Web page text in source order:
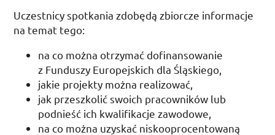
Uczestnicy spotkania zdobędą zbiorcze informacje
na temat tego:
na co można otrzymać dofinansowanie
z Funduszy Europejskich dla Śląskiego,
jakie projekty można realizować,
jak przeszkolić swoich pracowników lub
podnieść ich kwalifikacje zawodowe,
na co można uzyskać niskooprocentowaną